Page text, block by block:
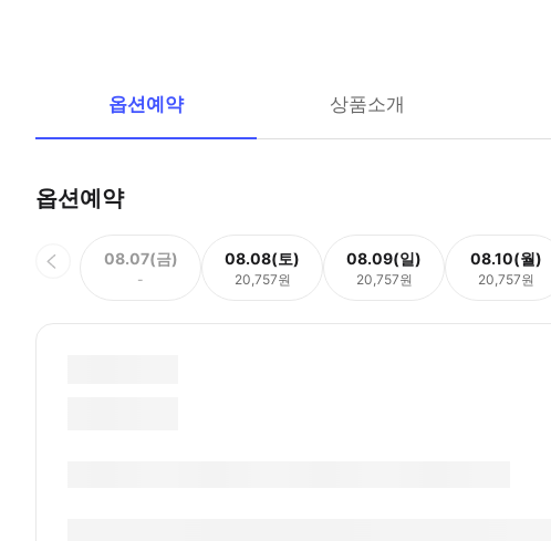
옵션예약 상품소개
옵션예약
08.07(금)
-
08.08(토)
20,757원
08.09(일)
20,757원
08.10(월)
20,757원